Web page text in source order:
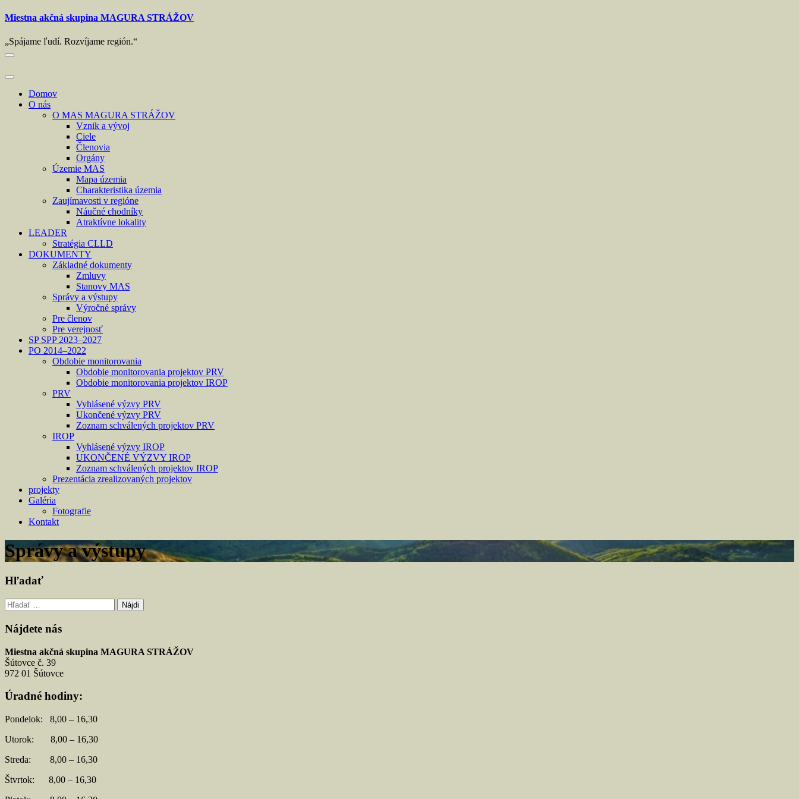
Skip
content
Miestna akčná skupina MAGURA STRÁŽOV
„Spájame ľudí. Rozvíjame región.“
Domov
O nás
O MAS MAGURA STRÁŽOV
Vznik a vývoj
Ciele
Členovia
Orgány
Územie MAS
Mapa územia
Charakteristika územia
Zaujímavosti v regióne
Náučné chodníky
Atraktívne lokality
LEADER
Stratégia CLLD
DOKUMENTY
Základné dokumenty
Zmluvy
Stanovy MAS
Správy a výstupy
Výročné správy
Pre členov
Pre verejnosť
SP SPP 2023–2027
PO 2014–2022
Obdobie monitorovania
Obdobie monitorovania projektov PRV
Obdobie monitorovania projektov IROP
PRV
Vyhlásené výzvy PRV
Ukončené výzvy PRV
Zoznam schválených projektov PRV
IROP
Vyhlásené výzvy IROP
UKONČENÉ VÝZVY IROP
Zoznam schválených projektov IROP
Prezentácia zrealizovaných projektov
projekty
Galéria
Fotografie
Kontakt
Správy a výstupy
Hľadať
Hľadať:
Nájdete nás
Miestna akčná skupina MAGURA STRÁŽOV
Šútovce č. 39
972 01 Šútovce
Úradné hodiny:
Pondelok: 8,00 – 16,30
Utorok: 8,00 – 16,30
Streda: 8,00 – 16,30
Štvrtok: 8,00 – 16,30